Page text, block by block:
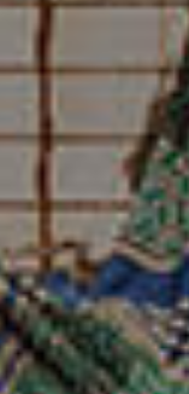
اعرف المزيد